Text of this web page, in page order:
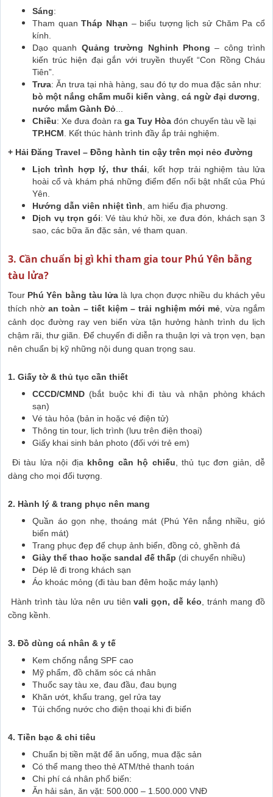
Sáng:
Tham quanTháp Nhạn – biểu tượng lịch sử Chăm Pa cổ
kính.
Dạo quanh Quảng trường Nghinh Phong – công trình
kiến trúc hiện đại gắn với truyền thuyết “Con Rồng Cháu
Tiên”.
Trưa: Ăn trưa tại nhà hàng, sau đó tự do mua đặc sản như:
bò một nắng chấm muối kiến vàng, cá ngừ đại dương,
nước mắm Gành Đỏ...
Chiều: Xe đưa đoàn ra ga Tuy Hòa đón chuyến tàu về lại
TP.HCM. Kết thúc hành trình đầy ắp trải nghiệm.
+ Hải Đăng Travel – Đồng hành tin cậy trên mọi nẻo đường
Lịch trình hợp lý, thư thái, kết hợp trải nghiệm tàu lửa
hoài cổ và khám phá những điểm đến nổi bật nhất của Phú
Yên.
Hướng dẫn viên nhiệt tình, am hiểu địa phương.
Dịch vụ trọn gói: Vé tàu khứ hồi, xe đưa đón, khách sạn 3
sao, các bữa ăn đặc sản, vé tham quan.
3. Cần chuẩn bị gì khi tham gia tour Phú Yên bằng
tàu lửa?
Tour Phú Yên bằng tàu lửa là lựa chọn được nhiều du khách yêu
thích nhờ an toàn – tiết kiệm – trải nghiệm mới mẻ, vừa ngắm
cảnh dọc đường ray ven biển vừa tận hưởng hành trình du lịch
chậm rãi, thư giãn. Để chuyến đi diễn ra thuận lợi và trọn vẹn, bạn
nên chuẩn bị kỹ những nội dung quan trọng sau.
1. Giấy tờ & thủ tục cần thiết
CCCD/CMND (bắt buộc khi đi tàu và nhận phòng khách
sạn)
Vé tàu hỏa (bản in hoặc vé điện tử)
Thông tin tour, lịch trình (lưu trên điện thoại)
Giấy khai sinh bản photo (đối với trẻ em)
Đi tàu lửa nội địa không cần hộ chiếu, thủ tục đơn giản, dễ
dàng cho mọi đối tượng.
2. Hành lý & trang phục nên mang
Quần áo gọn nhẹ, thoáng mát (Phú Yên nắng nhiều, gió
biển mát)
Trang phục đẹp để chụp ảnh biển, đồng cỏ, ghềnh đá
Giày thể thao hoặc sandal đế thấp (di chuyển nhiều)
Dép lê đi trong khách sạn
Áo khoác mỏng (đi tàu ban đêm hoặc máy lạnh)
Hành trình tàu lửa nên ưu tiênvali gọn, dễ kéo, tránh mang đồ
cồng kềnh.
3. Đồ dùng cá nhân & y tế
Kem chống nắng SPF cao
Mỹ phẩm, đồ chăm sóc cá nhân
Thuốc say tàu xe, đau đầu, đau bụng
Khăn ướt, khẩu trang, gel rửa tay
Túi chống nước cho điện thoại khi đi biển
4. Tiền bạc & chi tiêu
Chuẩn bị tiền mặt để ăn uống, mua đặc sản
Có thể mang theo thẻ ATM/thẻ thanh toán
Chi phí cá nhân phổ biến:
Ăn hải sản, ăn vặt: 500.000 – 1.500.000 VNĐ